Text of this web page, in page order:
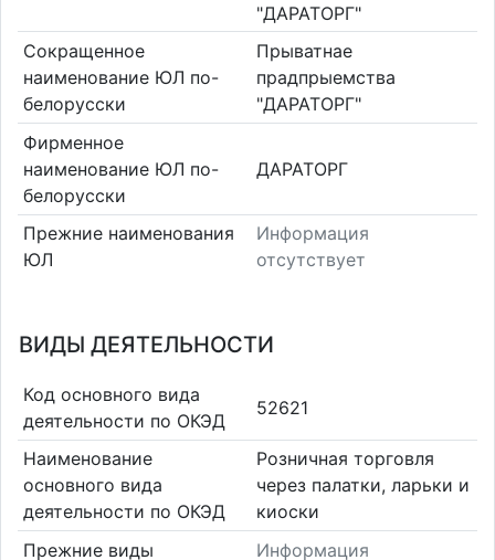
"ДАРАТОРГ"
Сокращенное
наименование ЮЛ по-
белорусски
Прыватнае
прадпрыемства
"ДАРАТОРГ"
Фирменное
наименование ЮЛ по-
белорусски
ДАРАТОРГ
Прежние наименования
ЮЛ
Информация
отсутствует
ВИДЫ ДЕЯТЕЛЬНОСТИ
Код основного вида
деятельности по ОКЭД
52621
Наименование
основного вида
деятельности по ОКЭД
Розничная торговля
через палатки, ларьки и
киоски
Прежние виды
Информация